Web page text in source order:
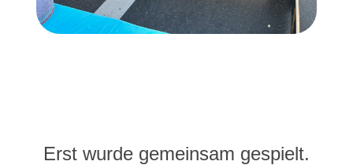
Erst wurde gemeinsam gespielt.